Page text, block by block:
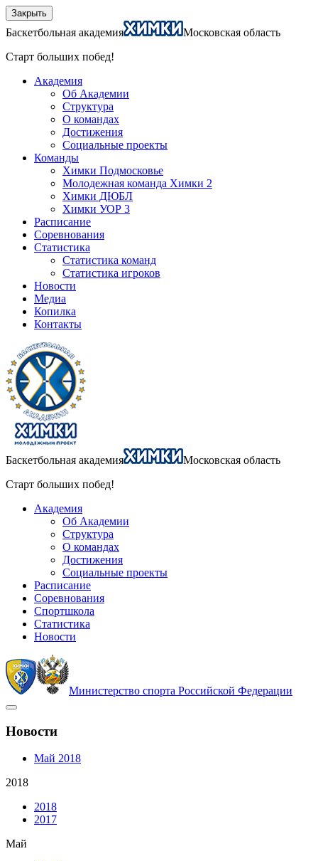
Закрыть
Баскетбольная академия
Московская область
Старт больших побед!
Академия
Об Академии
Структура
О командах
Достижения
Социальные проекты
Команды
Химки Подмосковье
Молодежная команда Химки 2
Химки ДЮБЛ
Химки УОР 3
Расписание
Соревнования
Статистика
Статистика команд
Статистика игроков
Новости
Медиа
Копилка
Контакты
Баскетбольная академия
Московская область
Старт больших побед!
Академия
Об Академии
Структура
О командах
Достижения
Социальные проекты
Расписание
Соревнования
Спортшкола
Статистика
Новости
Министерство спорта Российской Федерации
Новости
Май 2018
2018
2018
2017
Май